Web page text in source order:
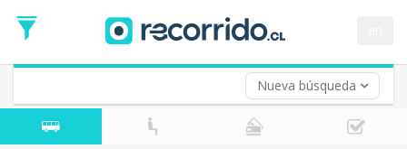
Nueva búsqueda
de
Ida
Vuelta (opcional)
Fecha
de